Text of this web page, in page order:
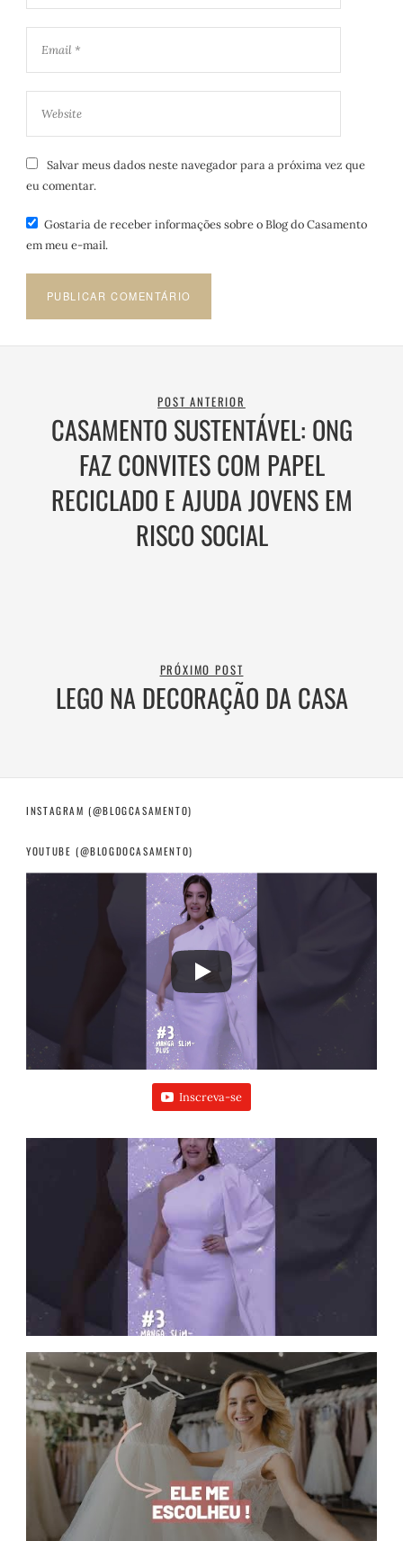
Salvar meus dados neste navegador para a próxima vez que
eu comentar.
Gostaria de receber informações sobre o Blog do Casamento
em meu e-mail.
POST ANTERIOR
CASAMENTO SUSTENTÁVEL: ONG
FAZ CONVITES COM PAPEL
RECICLADO E AJUDA JOVENS EM
RISCO SOCIAL
PRÓXIMO POST
LEGO NA DECORAÇÃO DA CASA
INSTAGRAM (@BLOGCASAMENTO)
YOUTUBE (@BLOGDOCASAMENTO)
Inscreva-se